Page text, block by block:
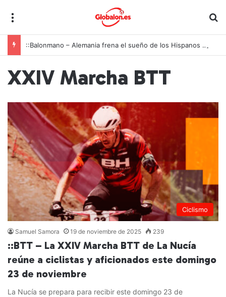
::Balonmano – Alemania frena el sueño de los Hispanos Juveniles, que lucharán ahora por el bronce europeo
XXIV Marcha BTT
Ciclismo
Samuel Samora 19 de noviembre de 2025 239
::BTT – La XXIV Marcha BTT de La Nucía
reúne a ciclistas y aficionados este domingo
23 de noviembre
La Nucía se prepara para recibir este domingo 23 de